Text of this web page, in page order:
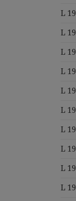
L
L
L
L
L
L
L
L
L
L